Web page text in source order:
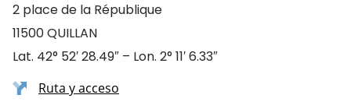
2 place de la République
11500 QUILLAN
Lat. 42° 52′ 28.49″ – Lon. 2° 11′ 6.33″
Ruta y acceso